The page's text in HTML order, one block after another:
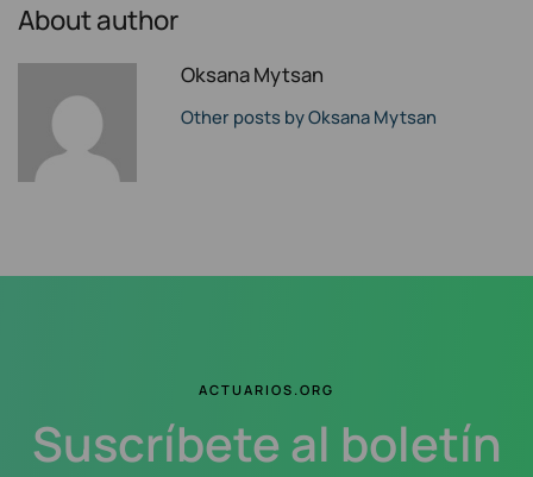
About author
Oksana Mytsan
Other posts by Oksana Mytsan
ACTUARIOS.ORG
Suscríbete al boletín